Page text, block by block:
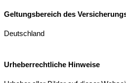
Geltungsbereich des
Deutschland
Urheberrechtliche Hinweise